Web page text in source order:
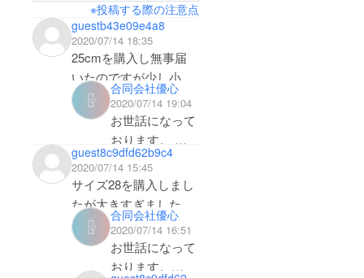
ので、楽しみにお待ち
ください。今後ともど
うぞよろしくお願いい
たします。
※投稿する際の注意点
guestb43e09e4a8
2020/07/14 18:35
25cmを購入し無事届
いたのですが少し小さ
く。
25.5cmに変えていただ
くことは可能でしょう
か。
合同会社優心
2020/07/14 19:04
お世話になって
おります。 合
同会社優心で
す。
もう一度メッ
セージでのご連
絡をお願いいた
します。
guest8c9dfd62b9c4
2020/07/14 15:45
サイズ28を購入しまし
たが大きすぎました、
サイズ交換はどうした
らいいですか？
合同会社優心
2020/07/14 16:51
お世話になって
おります。